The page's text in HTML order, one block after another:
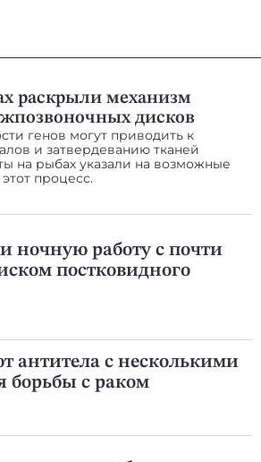
раскрыли механизм
дисков
генов могут приводить к
и затвердеванию тканей
на рыбах указали на возможные
процесс.
ночную работу с почти
постковидного
антитела с несколькими
с раком